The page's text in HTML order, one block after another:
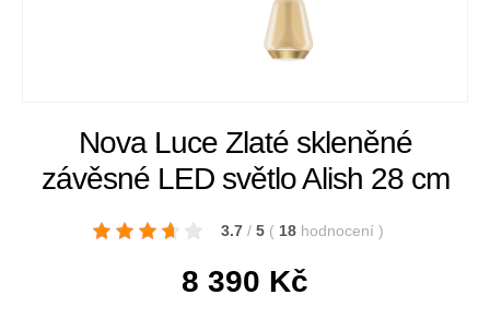
Nova Luce Zlaté skleněné
závěsné LED světlo Alish 28 cm
3.7 / 5 ( 18 hodnocení )
8 390 Kč